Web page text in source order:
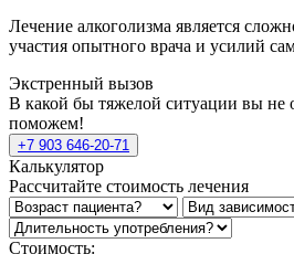
Лечение алкоголизма является
участия опытного врача и усилий
Экстренный вызов
В какой бы тяжелой ситуации вы не
поможем!
+7 903 646-20-71
Калькулятор
Рассчитайте стоимость лечения
Стоимость: